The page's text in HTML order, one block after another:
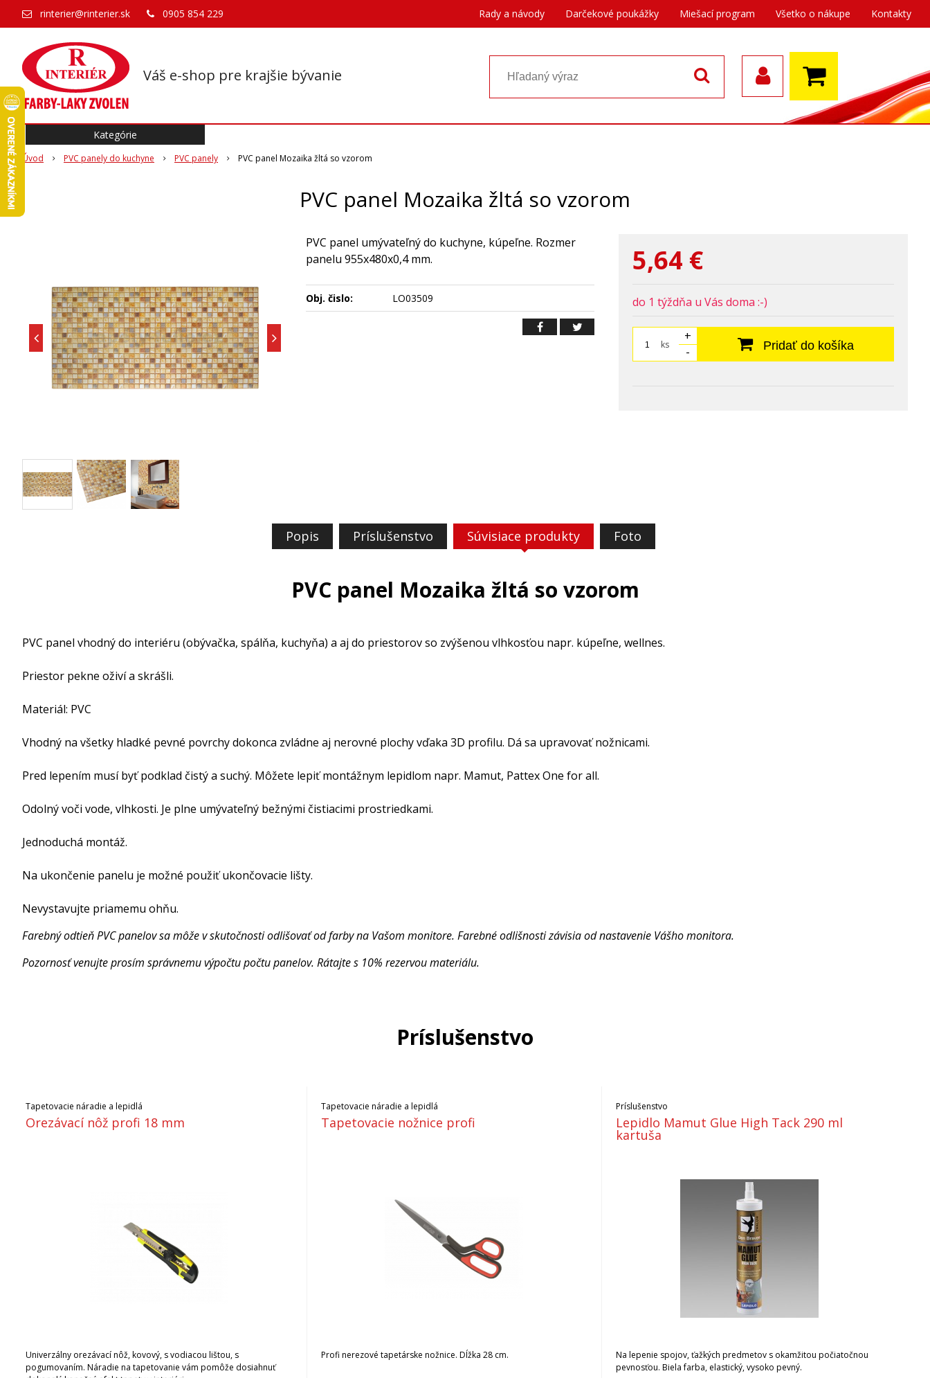
Váš e-shop pre krajšie bývanie
rinterier@rinterier.sk 0905 854 229 Rady a návody Darčekové poukážky Miešací program Všetko o nákupe Kontakty
Úvod PVC panely do kuchyne PVC panely PVC panel Mozaika žltá so vzorom
PVC panel Mozaika žltá so vzorom
5,64 €
do 1 týždňa u Vás doma :-)
ks
+
-
Pridať do košíka
PVC panel umývateľný do kuchyne, kúpeľne. Rozmer
panelu 955x480x0,4 mm.
Obj. čislo: LO03509
Popis Príslušenstvo Súvisiace produkty Foto
PVC panel Mozaika žltá so vzorom
PVC panel vhodný do interiéru (obývačka, spálňa, kuchyňa) a aj do priestorov so zvýšenou vlhkosťou napr. kúpeľne, wellnes.
Priestor pekne oživí a skrášli.
Materiál: PVC
Vhodný na všetky hladké pevné povrchy dokonca zvládne aj nerovné plochy vďaka 3D profilu. Dá sa upravovať nožnicami.
Pred lepením musí byť podklad čistý a suchý. Môžete lepiť montážnym lepidlom napr. Mamut, Pattex One for all.
Odolný voči vode, vlhkosti. Je plne umývateľný bežnými čistiacimi prostriedkami.
Jednoduchá montáž.
Na ukončenie panelu je možné použiť ukončovacie lišty.
Nevystavujte priamemu ohňu.
Farebný odtieň PVC panelov sa môže v skutočnosti odlišovať od farby na Vašom monitore. Farebné odlišnosti závisia od nastavenie Vášho monitora.
Pozornosť venujte prosím správnemu výpočtu počtu panelov. Rátajte s 10% rezervou materiálu.
Príslušenstvo
Tapetovacie náradie a lepidlá
Orezávací nôž profi 18 mm
Univerzálny orezávací nôž, kovový, s vodiacou lištou, s
pogumovaním. Náradie na tapetovanie vám pomôže dosiahnuť
Tapetovacie náradie a lepidlá
Tapetovacie nožnice profi
Profi nerezové tapetárske nožnice. Dĺžka 28 cm.
Príslušenstvo
Lepidlo Mamut Glue High Tack 290 ml
kartuša
Na lepenie spojov, ťažkých predmetov s okamžitou počiatočnou
pevnosťou. Biela farba, elastický, vysoko pevný.
Kategórie